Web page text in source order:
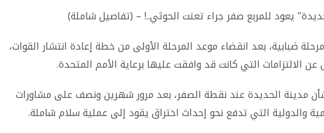
يعود للمربع صفر جراء تعنت الحوثي..! – (تفاصيل شاملة)
ضبابية، بعد انقضاء موعد المرحلة الأولى من خطة إعادة انتشار القوات،
عن الالتزامات التي كانت قد وافقت عليها برعاية الأمم المتحدة.
مدينة الحديدة عند نقطة الصفر، بعد مرور شهرين ونصف على مشاورات
والدولية التي تدفع نحو إحداث اختراق يقود إلى عملية سلام شاملة.